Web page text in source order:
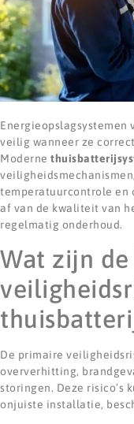
veilig wanneer ze
Moderne
temperatuurcontrole en
af van de kwaliteit van
regelmatig onderhoud.
Wat zijn
De primaire
oververhitting,
storingen. Deze risico’s
onjuiste installatie,